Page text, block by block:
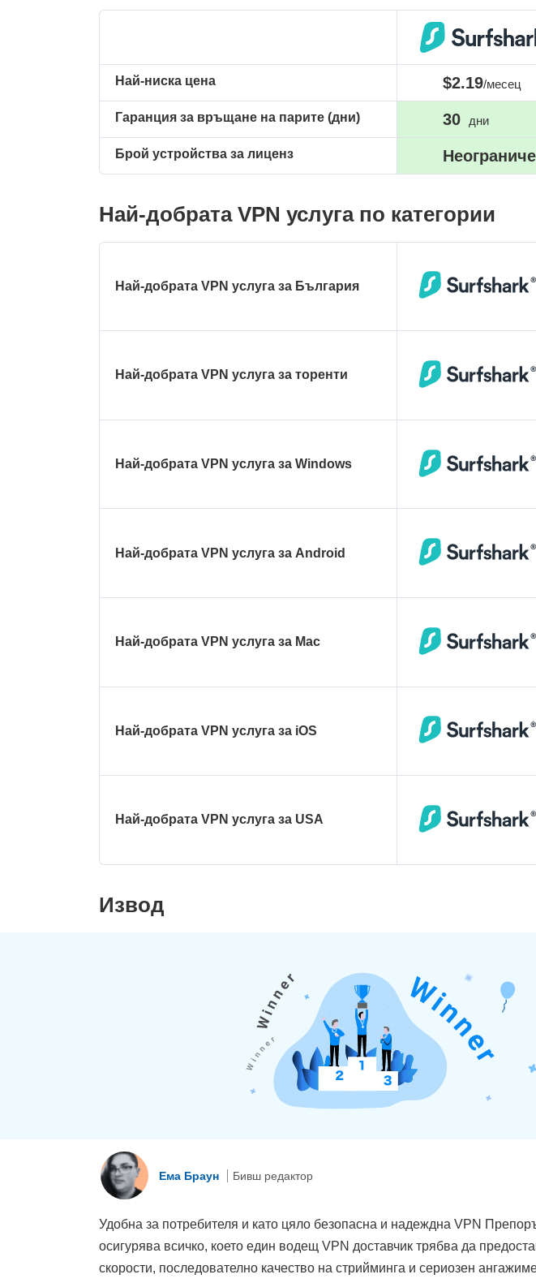
Най-ниска цена
Гаранция за връщане на парите (дни)
Брой устройства за лиценз
$2.19/месец
30 дни
Най-добрата VPN услуга по категории
Най-добрата VPN услуга за България
Най-добрата VPN услуга за торенти
Най-добрата VPN услуга за Windows
Най-добрата VPN услуга за Android
Най-добрата VPN услуга за Mac
Най-добрата VPN услуга за iOS
Най-добрата VPN услуга за USA
Извод
Eма Браун Бивш редактор
Удобна за потребителя и като цяло безопасна и надеждна VPN
осигурява всичко, което един водещ VPN доставчик трябва да
скорости, последователно качество на стрийминга и сериозен